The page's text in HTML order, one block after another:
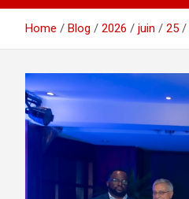
Home Blog 2026 juin 25